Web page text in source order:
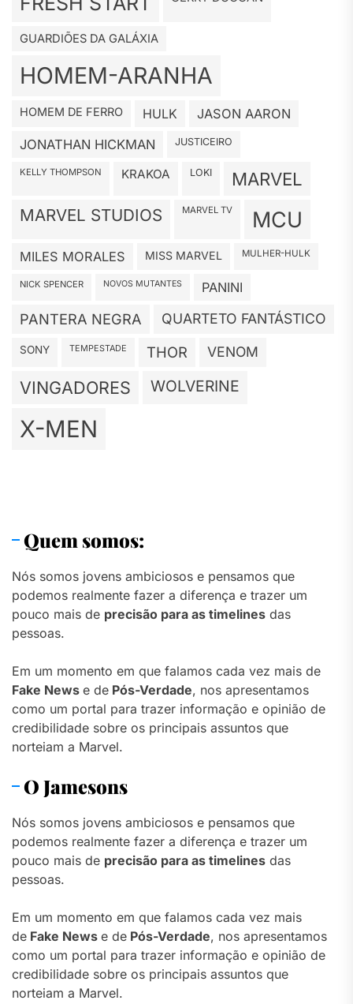
GUARDIÕES DA GALÁXIA
HOMEM-ARANHA
HOMEM DE FERRO HULK
JASON AARON
JONATHAN HICKMAN
JUSTICEIRO
KELLY THOMPSON KRAKOA LOKI MARVEL
MARVEL STUDIOS MARVEL TV MCU
MILES MORALES MISS MARVEL MULHER-HULK
NICK SPENCER NOVOS MUTANTES PANINI
PANTERA NEGRA QUARTETO FANTÁSTICO
SONY TEMPESTADE THOR VENOM
VINGADORES WOLVERINE
X-MEN
Quem somos:
Nós somos jovens ambiciosos e pensamos que
podemos realmente fazer a diferença e trazer um
pouco mais de precisão para as timelines das
pessoas.
Em um momento em que falamos cada vez mais de
Fake News e de Pós-Verdade, nos apresentamos
como um portal para trazer informação e opinião de
credibilidade sobre os principais assuntos que
norteiam a Marvel.
O Jamesons
Nós somos jovens ambiciosos e pensamos que
podemos realmente fazer a diferença e trazer um
pouco mais de precisão para as timelines das
pessoas.
Em um momento em que falamos cada vez mais
de Fake News e de Pós-Verdade, nos apresentamos
como um portal para trazer informação e opinião de
credibilidade sobre os principais assuntos que
norteiam a Marvel.